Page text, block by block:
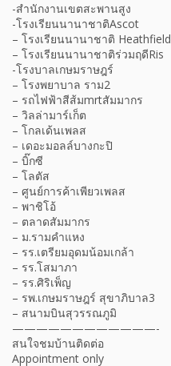
-สำนักงานเขตสะพานสูง
-โรงเรียนนานาชาติAscot
– โรงเรียนนานาชาติ Heathfield
– โรงเรียนนานาชาติร่วมฤดีRis
-โรงบาลเกษมราษฎร์
– โรงพยาบาล ราม2
– รถไฟฟ้าสีส้มmrtสัมมากร
– วิลล่ามาร์เก็ต
– โกลเด้นเพลส
– เดอะมอลล์บางกะปิ
– บิ๊กซี
– โลตัส
– ศูนย์การค้าเพียวเพลส
– พาชิโอ้
– ตลาดสัมมากร
– ม.รามคำแหง
– รร.เตรียมอุดมน้อมเกล้า
– รร.โสมาภา
– รร.ศิริเพ็ญ
– รพ.เกษมราษฎร์ สุขาภิบาล3
– สนามบินสุวรรณภูมิ
————————————-
สนใจชมบ้านติดต่อ
Appointment only